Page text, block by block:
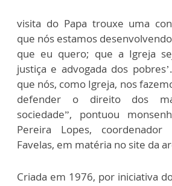
visita do Papa trouxe uma
que nós estamos
que eu quero; que a Igreja
justiça e advogada dos
que nós, como Igreja, nos
defender o direito dos
sociedade”, pontuou
Pereira Lopes,
Favelas, em matéria no site da
Criada em 1976, por iniciativa